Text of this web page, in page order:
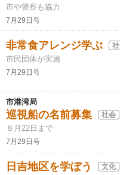
市や警察も協力
7月29日号
非常食アレンジ学ぶ
市民団体が実施
7月29日号
市港湾局
巡視船の名前募集 社会
８月22日まで
7月29日号
日吉地区を学ぼう 文化